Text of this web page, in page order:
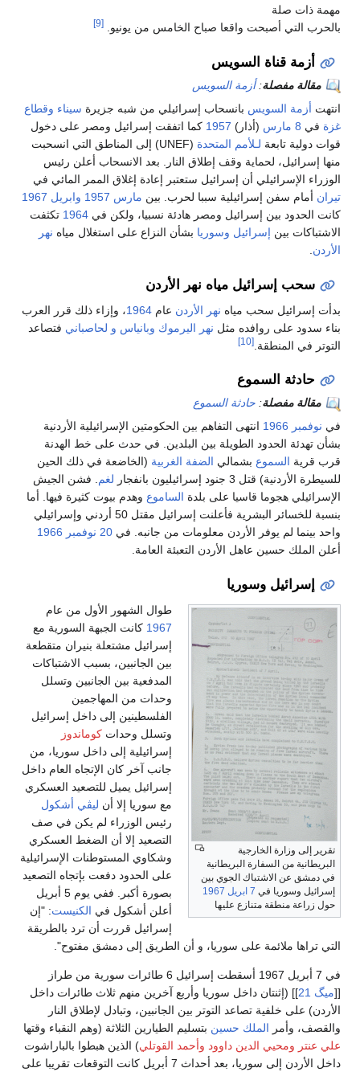
مهمة ذات صلة
بالحرب التي أصبحت واقعا صباح الخامس من يونيو. [9]
أزمة قناة السويس
مقالة مفصلة:أزمة السويس
انتهت أزمة السويس بانسحاب إسرائيلي من شبه جزيرة سيناء وقطاع
غزة في 8 مارس (أذار) 1957 كما اتفقت إسرائيل ومصر على دخول
قوات دولية تابعة لـلأمم المتحدة
(UNEF) إلى المناطق التي انسحبت
منها إسرائيل، لحماية وقف إطلاق النار. بعد الانسحاب أعلن رئيس
الوزراء الإسرائيلي أن إسرائيل ستعتبر إعادة إغلاق الممر المائي في
تيران أمام سفن إسرائيلية سببا لحرب. بين مارس 1957 وابريل 1967
كانت الحدود بين إسرائيل ومصر هادئة نسبيا، ولكن في 1964 تكثفت
الاشتباكات بين إسرائيل وسوريا بشأن النزاع على استغلال مياه نهر
الأردن
سحب إسرائيل مياه نهر الأردن
بدأت إسرائيل سحب مياه نهر الأردن عام 1964، وإزاء ذلك قرر العرب
بناء سدود على روافده مثل نهر اليرموك وبانياس و لحاصباني فتصاعد
التوتر في المنطقة. [10]
حادثة السموع
مقالة مفصلة: حادثة السموع
في نوفمبر 1966 انتهى التفاهم بين الحكومتين الإسرائيلية الأردنية
بشأن تهدئة الحدود الطويلة بين البلدين. في حدث على خط الهدنة
قرب قرية السموع بشمالي الضفة الغربية (الخاضعة في ذلك الحين
للسيطرة الأردنية) قتل 3 جنود إسرائيليون بانفجار
لغم. فشن الجيش
الإسرائيلي هجوما قاسيا على بلدة الساموع وهدم بيوت كثيرة فيها. أما
بنسبة للخسائر البشرية فأعلنت إسرائيل مقتل 50 أردني وإسرائيلي
واحد بينما لم يوفر الأردن معلومات من جانبه. في 20 نوفمبر
1966
أعلن الملك حسين عاهل الأردن التعبئة العامة.
إسرائيل وسوريا
تقرير إلى وزارة الخارجية
البريطانية من السفارة البريطانية
في دمشق عن الاشتباك الجوي بين
إسرائيل وسوريا في 7 ابريل
1967
حول زراعة منطقة متنازع عليها
طوال الشهور الأول من عام
1967 كانت الجبهة السورية مع
إسرائيل مشتعلة بنيران متقطعة
بين الجانبين، بسبب الاشتباكات
المدفعية بين الجانبين وتسلل
وحدات من المهاجمين
الفلسطينين إلى داخل إسرائيل
وتسلل وحدات كوماندوز
إسرائيلية إلى داخل سوريا، من
جانب آخر كان الإتجاه العام داخل
إسرائيل يميل للتصعيد العسكري
مع سوريا إلا أن ليڤي أشكول
رئيس الوزراء لم يكن في صف
التصعيد إلا أن الضغط العسكري
وشكاوي المستوطنات الإسرائيلية
على الحدود دفعت بإتجاه التصعيد
بصورة أكبر. ففي يوم 5 أبريل
أعلن أشكول في الكنيست: "إن
إسرائيل قررت أن ترد بالطريقة
التي تراها ملائمة على سوريا، و أن الطريق إلى دمشق مفتوح".
في 7 أبريل 1967 أسقطت إسرائيل 6 طائرات سورية من طراز
[[ميگ 21
]] (إثنتان داخل سوريا وأربع آخرين منهم ثلاث طائرات داخل
الأردن) على خلفية تصاعد التوتر بين الجانبين، وتبادل لإطلاق النار
والقصف، وأمر الملك حسين بتسليم الطيارين الثلاثة (وهم النقباء وقتها
علي عنتر ومحيي الدين داوود وأحمد القوتلي) الذين هبطوا بالباراشوت
داخل الأردن إلى سوريا، بعد أحداث 7 أبريل كانت التوقعات تقريبا على